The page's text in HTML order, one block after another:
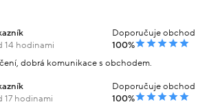
14 hodinami
Doporučuje obchod
100%
dobrá komunikace s obchodem.
17 hodinami
Doporučuje obchod
100%